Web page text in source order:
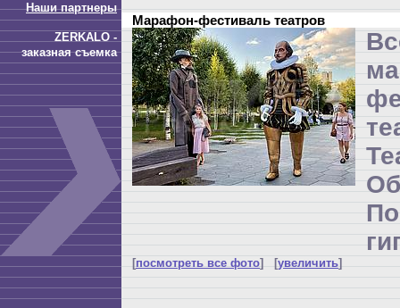
Наши партнеры
ZERKALO -
заказная съемка
Марафон-фестиваль театров
[посмотреть все фото] [увеличить]